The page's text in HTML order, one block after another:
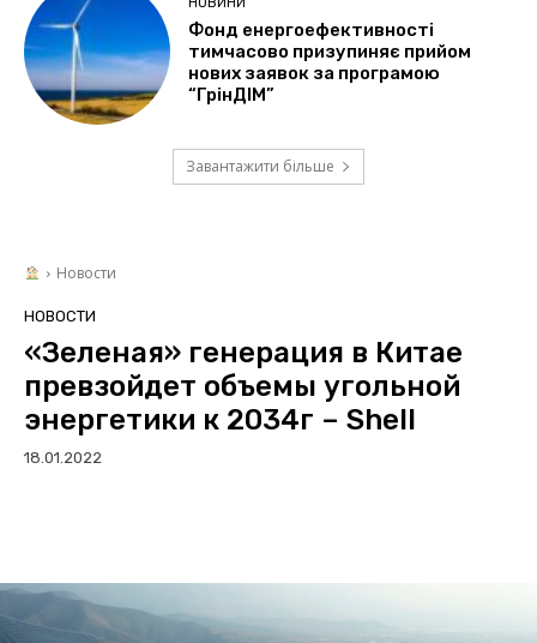
НОВИНИ
Фонд енергоефективності
тимчасово призупиняє прийом
нових заявок за програмою
“ГрінДІМ”
Завантажити більше